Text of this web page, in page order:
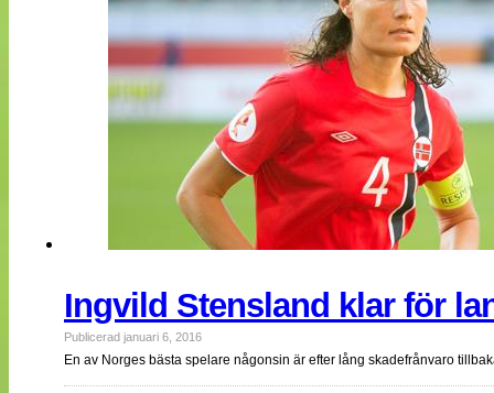
Medlemsbilder
Till klubbkassan
NÄTverket
Split vision
Om oss
Tipsa Damfotboll
Ingvild Stensland klar för
Publicerad januari 6, 2016
En av Norges bästa spelare någonsin är efter lång skadefrånvaro